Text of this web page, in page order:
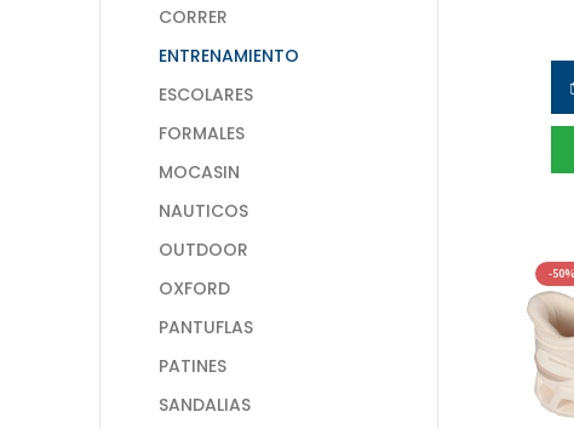
-50%
CORRER
ENTRENAMIENTO
ESCOLARES
FORMALES
MOCASIN
NAUTICOS
OUTDOOR
OXFORD
PANTUFLAS
PATINES
SANDALIAS